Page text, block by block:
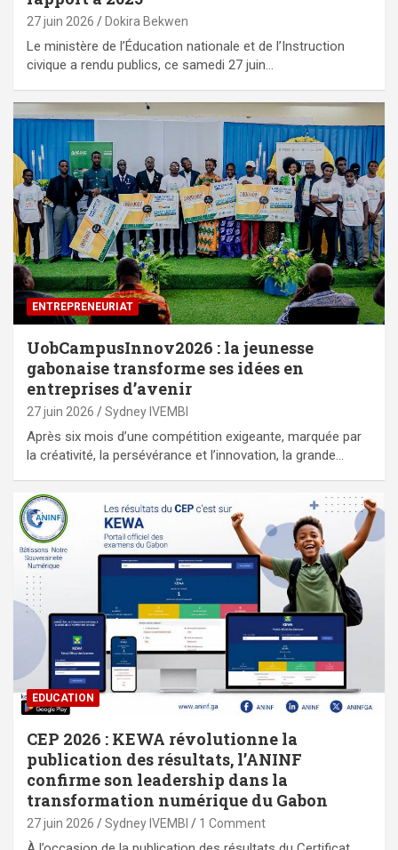
27 juin 2026 Dokira Bekwen
Le ministère de l’Éducation nationale et de l’Instruction
civique a rendu publics, ce samedi 27 juin…
ENTREPRENEURIAT
UobCampusInnov2026 : la jeunesse
gabonaise transforme ses idées en
entreprises d’avenir
27 juin 2026 Sydney IVEMBI
Après six mois d’une compétition exigeante, marquée par
la créativité, la persévérance et l’innovation, la grande…
EDUCATION
CEP 2026 : KEWA révolutionne la
publication des résultats, l’ANINF
confirme son leadership dans la
transformation numérique du Gabon
27 juin 2026 Sydney IVEMBI 1 Comment